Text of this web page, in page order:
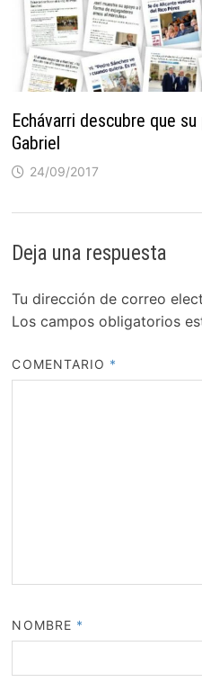
Echávarri descubre que
Gabriel
24/09/2017
Deja una respuesta
Tu dirección de correo
Los campos obligatorios
COMENTARIO *
NOMBRE *